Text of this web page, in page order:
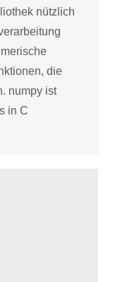
nützlich
die
numpy ist
in C